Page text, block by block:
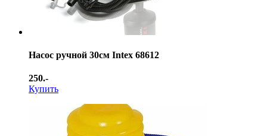
Насос ручной 30см Intex 68612
250.-
Купить